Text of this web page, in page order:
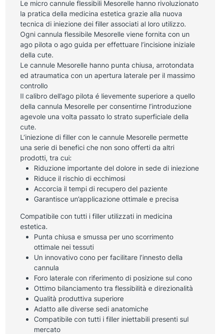
Le micro cannule flessibili Mesorelle hanno rivoluzionato
la pratica della medicina estetica grazie alla nuova
tecnica di iniezione dei filler associati al loro utilizzo.
Ogni cannula flessibile Mesorelle viene fornita con un
ago pilota o ago guida per effettuare l’incisione iniziale
della cute.
Le cannule Mesorelle hanno punta chiusa, arrotondata
ed atraumatica con un apertura laterale per il massimo
controllo
Il calibro dell’ago pilota é lievemente superiore a quello
della cannula Mesorelle per consentirne l’introduzione
agevole una volta passato lo strato superficiale della
cute.
L’iniezione di filler con le cannule Mesorelle permette
una serie di benefici che non sono offerti da altri
prodotti, tra cui:
Riduzione importante del dolore in sede di iniezione
Riduce il rischio di ecchimosi
Accorcia il tempi di recupero del paziente
Garantisce un’applicazione ottimale e precisa
Compatibile con tutti i filler utilizzati in medicina
estetica.
Punta chiusa e smussa per uno scorrimento
ottimale nei tessuti
Un innovativo cono per facilitare l’innesto della
cannula
Foro laterale con riferimento di posizione sul cono
Ottimo bilanciamento tra flessibilità e direzionalità
Qualità produttiva superiore
Adatto alle diverse sedi anatomiche
Compatibile con tutti i filler iniettabili presenti sul
mercato